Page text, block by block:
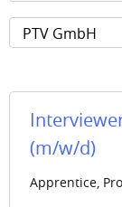
(m/w/d)
Apprentice,